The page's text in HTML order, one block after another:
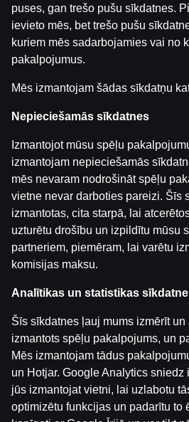
Trillionaire MegaWays
Wolf Stacks Megaways7’s Luck
Cash Explorer Wild Hot Chilli
puses, gan trešo pušu sīkdatnes.
ievieto mēs, bet trešo pušu
kuriem mēs sadarbojamies vai no
pakalpojumus.
Mēs izmantojam šādas sīkdatņu
Nepieciešamās sīkdatnes
Izmantojot mūsu spēļu
izmantojam nepieciešamās
mēs nevaram nodrošināt spēļu
vietne nevar darboties pareizi. Šīs
izmantotas, cita starpā, lai
uzturētu drošību un izpildītu mūsu
partneriem, piemēram, lai varētu
komisijas maksu.
Analītikas un statistikas
Šīs sīkdatnes ļauj mums izmērīt
izmantots spēļu pakalpojums, un
Mēs izmantojam tādus
un Hotjar. Google Analytics sniedz
jūs izmantojat vietni, lai uzlabotu
optimizētu funkcijas un padarītu to